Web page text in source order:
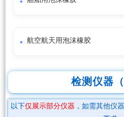
航空航天用泡沫橡胶
检测仪器（
以下仅展示部分仪器 ，如需其他仪